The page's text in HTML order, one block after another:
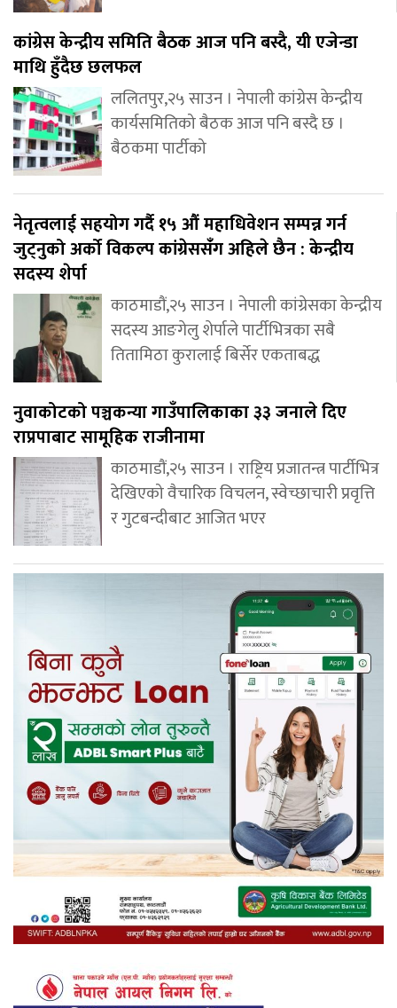
कांग्रेस केन्द्रीय समिति बैठक आज पनि बस्दै, यी एजेन्डा
माथि हुँदैछ छलफल
ललितपुर,२५ साउन । नेपाली कांग्रेस केन्द्रीय
कार्यसमितिको बैठक आज पनि बस्दै छ ।
बैठकमा पार्टीको
नेतृत्वलाई सहयोग गर्दै १५ औं महाधिवेशन सम्पन्न गर्न
जुट्नुको अर्को विकल्प कांग्रेससंँग अहिले छैन : केन्द्रीय
सदस्य शेर्पा
काठमाडौं,२५ साउन । नेपाली कांग्रेसका केन्द्रीय
सदस्य आङगेलु शेर्पाले पार्टीभित्रका सबै
तितामिठा कुरालाई बिर्सेर एकताबद्ध
नुवाकोटको पञ्चकन्या गाउँपालिकाका ३३ जनाले दिए
राप्रपाबाट सामूहिक राजीनामा
काठमाडौं,२५ साउन । राष्ट्रिय प्रजातन्त्र पार्टीभित्र
देखिएको वैचारिक विचलन, स्वेच्छाचारी प्रवृत्ति
र गुटबन्दीबाट आजित भएर